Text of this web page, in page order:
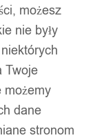
możesz
nie były
Twoje
możemy
dane
stronom